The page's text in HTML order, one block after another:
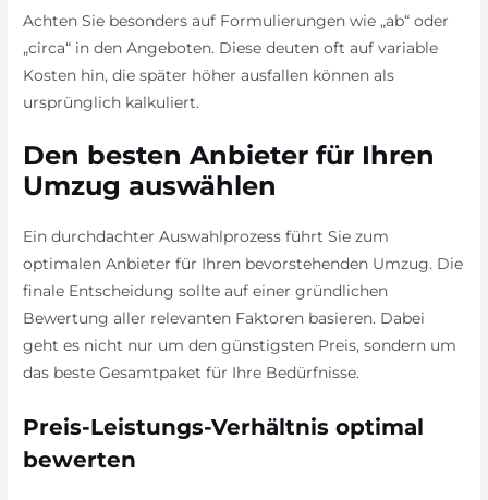
Achten Sie besonders auf Formulierungen wie „ab“ oder
„circa“ in den Angeboten. Diese deuten oft auf variable
Kosten hin, die später höher ausfallen können als
ursprünglich kalkuliert.
Den besten Anbieter für Ihren
Umzug auswählen
Ein durchdachter Auswahlprozess führt Sie zum
optimalen Anbieter für Ihren bevorstehenden Umzug. Die
finale Entscheidung sollte auf einer gründlichen
Bewertung aller relevanten Faktoren basieren. Dabei
geht es nicht nur um den günstigsten Preis, sondern um
das beste Gesamtpaket für Ihre Bedürfnisse.
Preis-Leistungs-Verhältnis optimal
bewerten